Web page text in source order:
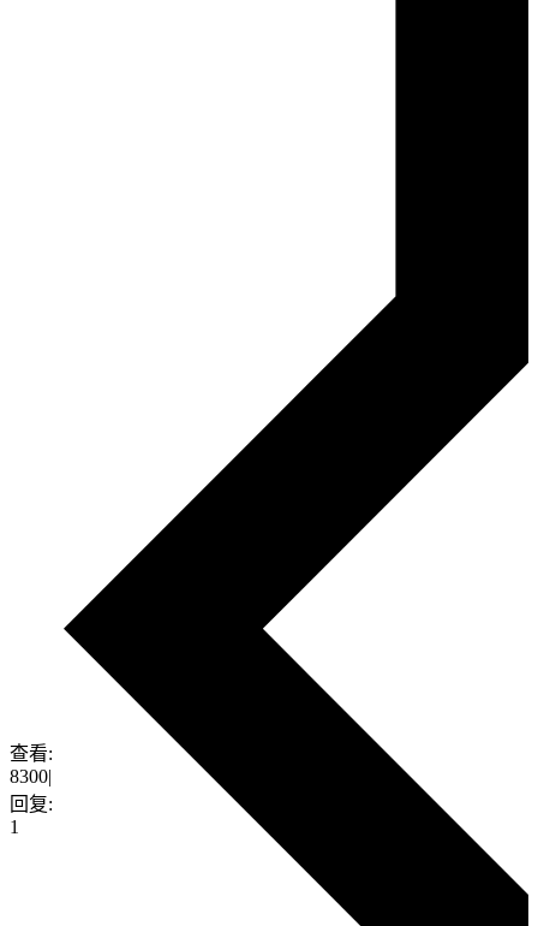
查看:
8300|
回复:
1